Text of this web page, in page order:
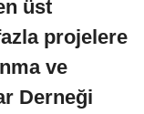
üst
projelere
ve
Derneği